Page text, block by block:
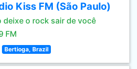
Kiss FM (São Paulo)
deixe o rock sair de você
FM
Bertioga, Brazil